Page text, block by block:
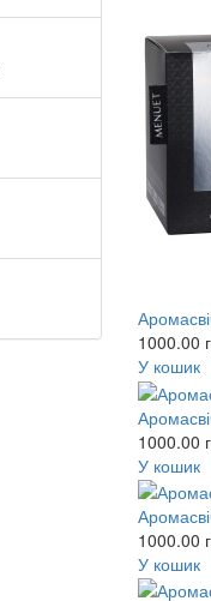
1000.00
У кошик
1000.00
У кошик
1000.00
У кошик